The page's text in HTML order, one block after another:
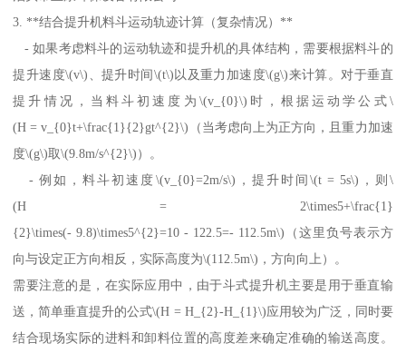
3. **结合提升机料斗运动轨迹计算（复杂情况）**
- 如果考虑料斗的运动轨迹和提升机的具体结构，需要根据料斗的
提升速度\(v\)、提升时间\(t\)以及重力加速度\(g\)来计算。对于垂直
提升情况，当料斗初速度为\(v_{0}\)时，根据运动学公式\
(H = v_{0}t+\frac{1}{2}gt^{2}\)（当考虑向上为正方向，且重力加速
度\(g\)取\(9.8m/s^{2}\)）。
- 例如，料斗初速度\(v_{0}=2m/s\)，提升时间\(t = 5s\)，则\
(H = 2\times5+\frac{1}
{2}\times(- 9.8)\times5^{2}=10 - 122.5=- 112.5m\)（这里负号表示方
向与设定正方向相反，实际高度为\(112.5m\)，方向向上）。
需要注意的是，在实际应用中，由于斗式提升机主要是用于垂直输
送，简单垂直提升的公式\(H = H_{2}-H_{1}\)应用较为广泛，同时要
结合现场实际的进料和卸料位置的高度差来确定准确的输送高度。